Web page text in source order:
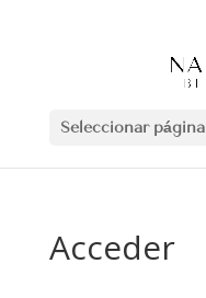
Seleccionar página
Acceder